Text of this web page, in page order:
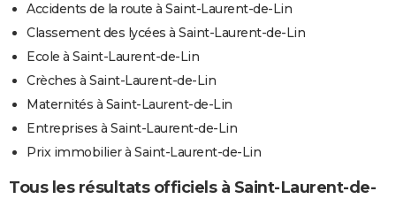
Accidents de la route à Saint-Laurent-de-Lin
Classement des lycées à Saint-Laurent-de-Lin
Ecole à Saint-Laurent-de-Lin
Crèches à Saint-Laurent-de-Lin
Maternités à Saint-Laurent-de-Lin
Entreprises à Saint-Laurent-de-Lin
Prix immobilier à Saint-Laurent-de-Lin
Tous les résultats officiels à Saint-Laurent-de-